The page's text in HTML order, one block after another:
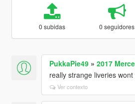
0 subidas 0 seguidores
PukkaPie49» 2017
really strange liveries
Ver contexto